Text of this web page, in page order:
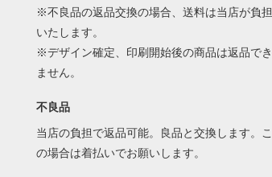
※不良品の返品交換の場合、送料は当店が負担
いたします。
※デザイン確定、印刷開始後の商品は返品でき
ません。
不良品
当店の負担で返品可能。良品と交換します。こ
の場合は着払いでお願いします。